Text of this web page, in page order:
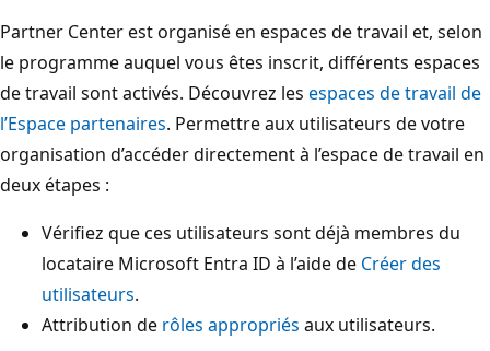
Partner Center est organisé en espaces de travail et, selon
le programme auquel vous êtes inscrit, différents espaces
de travail sont activés. Découvrez les espaces de travail de
l’Espace partenaires. Permettre aux utilisateurs de votre
organisation d’accéder directement à l’espace de travail en
deux étapes :
Vérifiez que ces utilisateurs sont déjà membres du
locataire Microsoft Entra ID à l’aide de Créer des
utilisateurs.
Attribution de rôles appropriés aux utilisateurs.